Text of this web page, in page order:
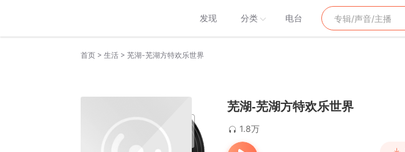
发现 分类 电台
首页 > 生活 > 芜湖-芜湖方特欢乐世界
芜湖-芜湖方特欢乐世界
1.8万